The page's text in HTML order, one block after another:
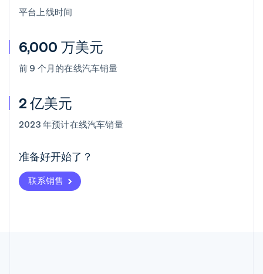
平台上线时间
6,000 万美元
前 9 个月的在线汽车销量
2 亿美元
2023 年预计在线汽车销量
准备好开始了？
联系销售
阿联酋
爱尔兰
爱沙尼亚
English
奥地利
Deutsch English